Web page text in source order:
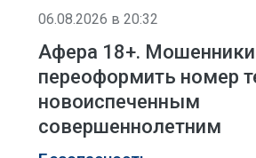
06.08.2026 в 20:32
Афера 18+.
переоформить номер
новоиспеченным
совершеннолетним